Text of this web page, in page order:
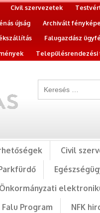
Civil szervezetek
újság Archivált
Falugazdász
Településrendezési
Civil
Önkormányzati
Program NFK